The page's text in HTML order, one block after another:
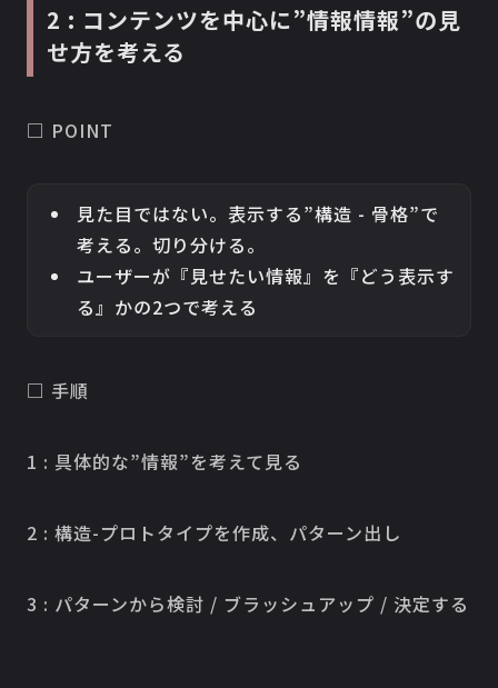
2 : コンテンツを中心に”情報情報”の見
せ方を考える
□ POINT
見た目ではない。表示する”構造 - 骨格”で
考える。切り分ける。
ユーザーが『見せたい情報』を『どう表示す
る』かの2つで考える
□ 手順
1 : 具体的な”情報”を考えて見る
2 : 構造-プロトタイプを作成、パターン出し
3 : パターンから検討 / ブラッシュアップ / 決定する